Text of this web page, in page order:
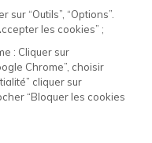
“Outils”, “Options”.
les cookies” ;
: Cliquer sur
Chrome”, choisir
cliquer sur
“Bloquer les cookies